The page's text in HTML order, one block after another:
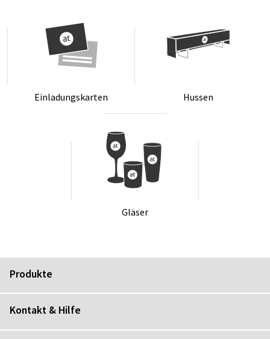
Ein­la­dungs­kar­ten Hus­sen
Glä­ser
Produkte
Kontakt & Hilfe